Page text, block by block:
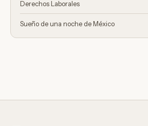
Derechos Laborales
Sueño de una noche de México